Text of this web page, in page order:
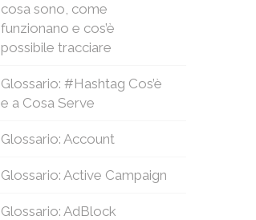
cosa sono, come
funzionano e cos’è
possibile tracciare
Glossario: #Hashtag Cos’è
e a Cosa Serve
Glossario: Account
Glossario: Active Campaign
Glossario: AdBlock